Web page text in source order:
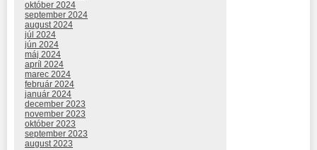
október 2024
september 2024
august 2024
júl 2024
jún 2024
máj 2024
apríl 2024
marec 2024
február 2024
január 2024
december 2023
november 2023
október 2023
september 2023
august 2023